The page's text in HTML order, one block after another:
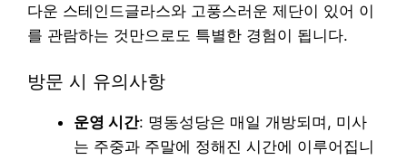
다운 스테인드글라스와 고풍스러운 제단이 있어 이
를 관람하는 것만으로도 특별한 경험이 됩니다.
방문 시 유의사항
운영 시간: 명동성당은 매일 개방되며, 미사
는 주중과 주말에 정해진 시간에 이루어집니